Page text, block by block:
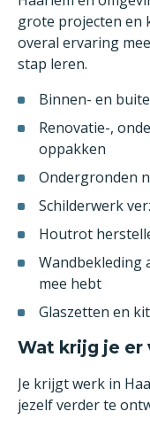
grote projecten en
overal ervaring
stap leren.
Binnen- en
Renovatie-,
oppakken
Ondergronden
Schilderwerk
Houtrot
Wandbekleding
mee hebt
Glaszetten en
Wat krijg je er
Je krijgt werk in
jezelf verder te